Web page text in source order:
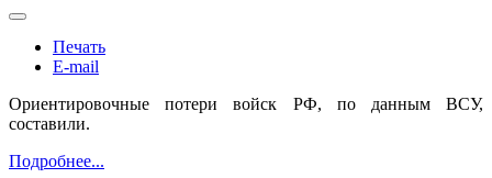
Печать
E-mail
Ориентировочные потери войск РФ, по данным ВСУ,
составили.
Подробнее...